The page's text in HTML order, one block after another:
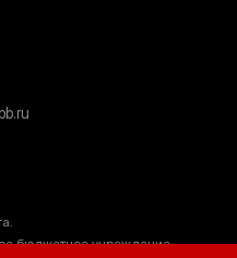
бюджетное учреждение